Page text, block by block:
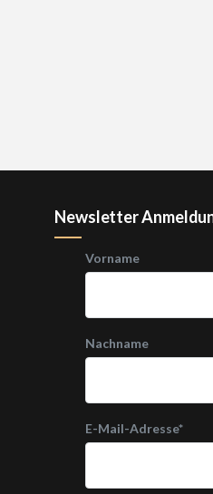
Newsletter
Vorname
Nachname
E-Mail-Adresse*